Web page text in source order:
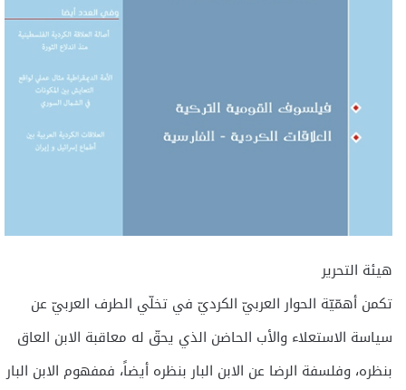
هيئة التحرير
تكمن أهمّيّة الحوار العربيّ الكرديّ في تخلّي الطرف العربيّ عن
سياسة الاستعلاء والأب الحاضن الذي يحقّ له معاقبة الابن العاق
بنظره، وفلسفة الرضا عن الابن البار بنظره أيضاً، فمفهوم الابن البار